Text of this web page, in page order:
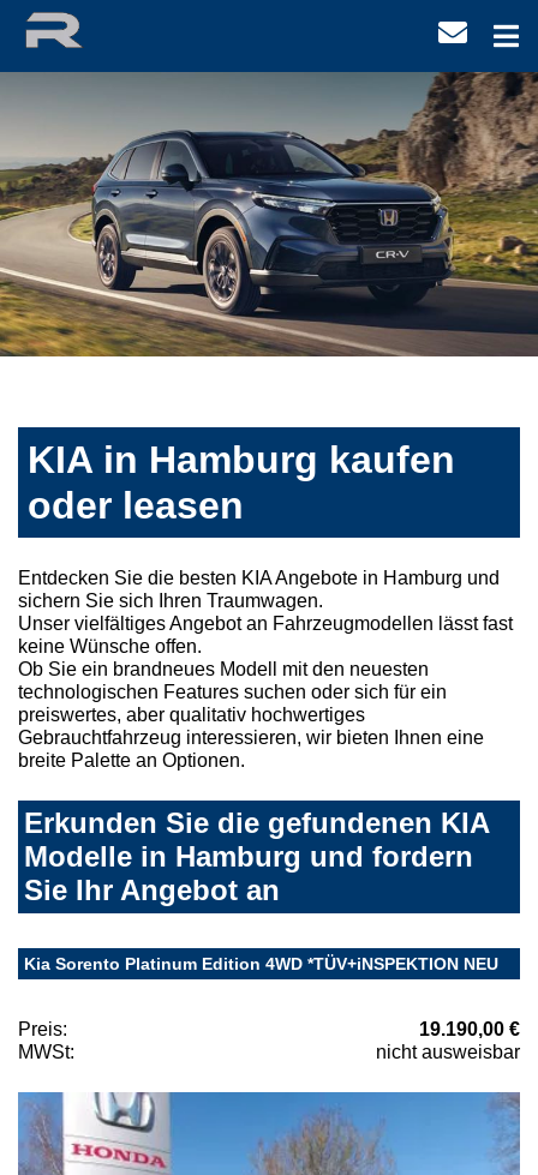
KIA in Hamburg kaufen
oder leasen
Entdecken Sie die besten KIA Angebote in Hamburg und
sichern Sie sich Ihren Traumwagen.
Unser vielfältiges Angebot an Fahrzeugmodellen lässt fast
keine Wünsche offen.
Ob Sie ein brandneues Modell mit den neuesten
technologischen Features suchen oder sich für ein
preiswertes, aber qualitativ hochwertiges
Gebrauchtfahrzeug interessieren, wir bieten Ihnen eine
breite Palette an Optionen.
Erkunden Sie die gefundenen KIA
Modelle in Hamburg und fordern
Sie Ihr Angebot an
Kia Sorento Platinum Edition 4WD *TÜV+iNSPEKTION NEU
Preis:
19.190,00 €
MWSt:
nicht ausweisbar